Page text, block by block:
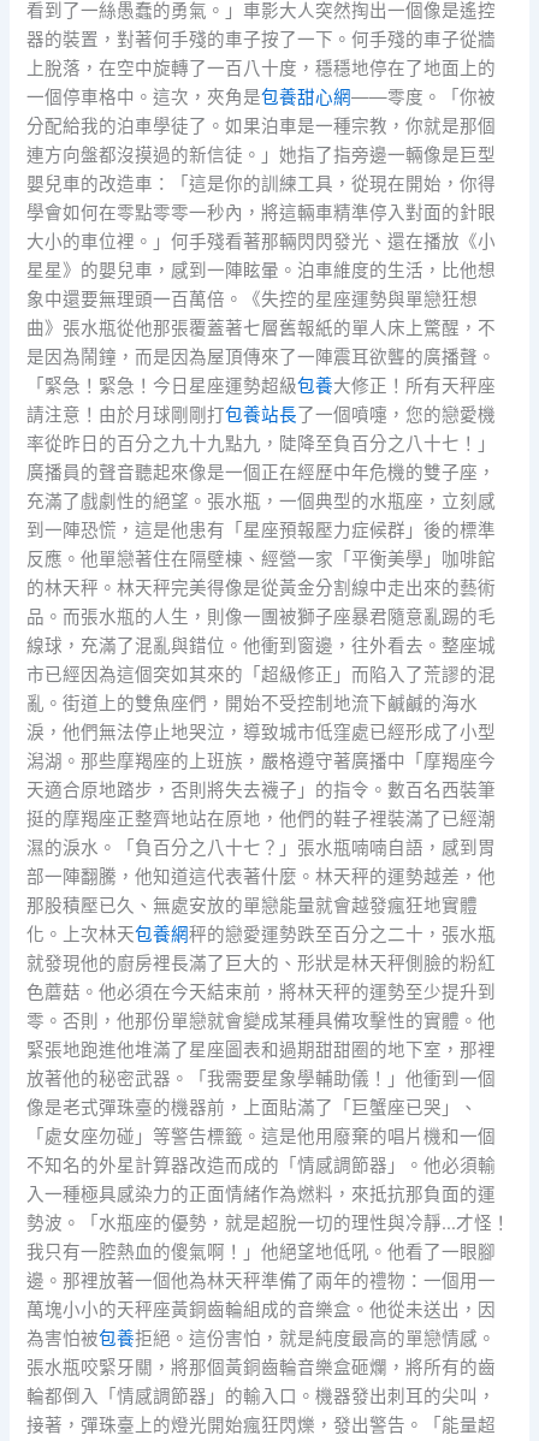
看到了一絲愚蠢的勇氣。」車影大人突然掏出一個像是遙控
器的裝置，對著何手殘的車子按了一下。何手殘的車子從牆
上脫落，在空中旋轉了一百八十度，穩穩地停在了地面上的
一個停車格中。這次，夾角是包養甜心網——零度。「你被
分配給我的泊車學徒了。如果泊車是一種宗教，你就是那個
連方向盤都沒摸過的新信徒。」她指了指旁邊一輛像是巨型
嬰兒車的改造車：「這是你的訓練工具，從現在開始，你得
學會如何在零點零零一秒內，將這輛車精準停入對面的針眼
大小的車位裡。」何手殘看著那輛閃閃發光、還在播放《小
星星》的嬰兒車，感到一陣眩暈。泊車維度的生活，比他想
象中還要無理頭一百萬倍。《失控的星座運勢與單戀狂想
曲》張水瓶從他那張覆蓋著七層舊報紙的單人床上驚醒，不
是因為鬧鐘，而是因為屋頂傳來了一陣震耳欲聾的廣播聲。
「緊急！緊急！今日星座運勢超級包養大修正！所有天秤座
請注意！由於月球剛剛打包養站長了一個噴嚏，您的戀愛機
率從昨日的百分之九十九點九，陡降至負百分之八十七！」
廣播員的聲音聽起來像是一個正在經歷中年危機的雙子座，
充滿了戲劇性的絕望。張水瓶，一個典型的水瓶座，立刻感
到一陣恐慌，這是他患有「星座預報壓力症候群」後的標準
反應。他單戀著住在隔壁棟、經營一家「平衡美學」咖啡館
的林天秤。林天秤完美得像是從黃金分割線中走出來的藝術
品。而張水瓶的人生，則像一團被獅子座暴君隨意亂踢的毛
線球，充滿了混亂與錯位。他衝到窗邊，往外看去。整座城
市已經因為這個突如其來的「超級修正」而陷入了荒謬的混
亂。街道上的雙魚座們，開始不受控制地流下鹹鹹的海水
淚，他們無法停止地哭泣，導致城市低窪處已經形成了小型
潟湖。那些摩羯座的上班族，嚴格遵守著廣播中「摩羯座今
天適合原地踏步，否則將失去襪子」的指令。數百名西裝筆
挺的摩羯座正整齊地站在原地，他們的鞋子裡裝滿了已經潮
濕的淚水。「負百分之八十七？」張水瓶喃喃自語，感到胃
部一陣翻騰，他知道這代表著什麼。林天秤的運勢越差，他
那股積壓已久、無處安放的單戀能量就會越發瘋狂地實體
化。上次林天包養網秤的戀愛運勢跌至百分之二十，張水瓶
就發現他的廚房裡長滿了巨大的、形狀是林天秤側臉的粉紅
色蘑菇。他必須在今天結束前，將林天秤的運勢至少提升到
零。否則，他那份單戀就會變成某種具備攻擊性的實體。他
緊張地跑進他堆滿了星座圖表和過期甜甜圈的地下室，那裡
放著他的秘密武器。「我需要星象學輔助儀！」他衝到一個
像是老式彈珠臺的機器前，上面貼滿了「巨蟹座已哭」、
「處女座勿碰」等警告標籤。這是他用廢棄的唱片機和一個
不知名的外星計算器改造而成的「情感調節器」。他必須輸
入一種極具感染力的正面情緒作為燃料，來抵抗那負面的運
勢波。「水瓶座的優勢，就是超脫一切的理性與冷靜…才怪！
我只有一腔熱血的傻氣啊！」他絕望地低吼。他看了一眼腳
邊。那裡放著一個他為林天秤準備了兩年的禮物：一個用一
萬塊小小的天秤座黃銅齒輪組成的音樂盒。他從未送出，因
為害怕被包養拒絕。這份害怕，就是純度最高的單戀情感。
張水瓶咬緊牙關，將那個黃銅齒輪音樂盒砸爛，將所有的齒
輪都倒入「情感調節器」的輸入口。機器發出刺耳的尖叫，
接著，彈珠臺上的燈光開始瘋狂閃爍，發出警告。「能量超